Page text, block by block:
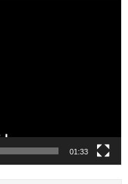
01:33